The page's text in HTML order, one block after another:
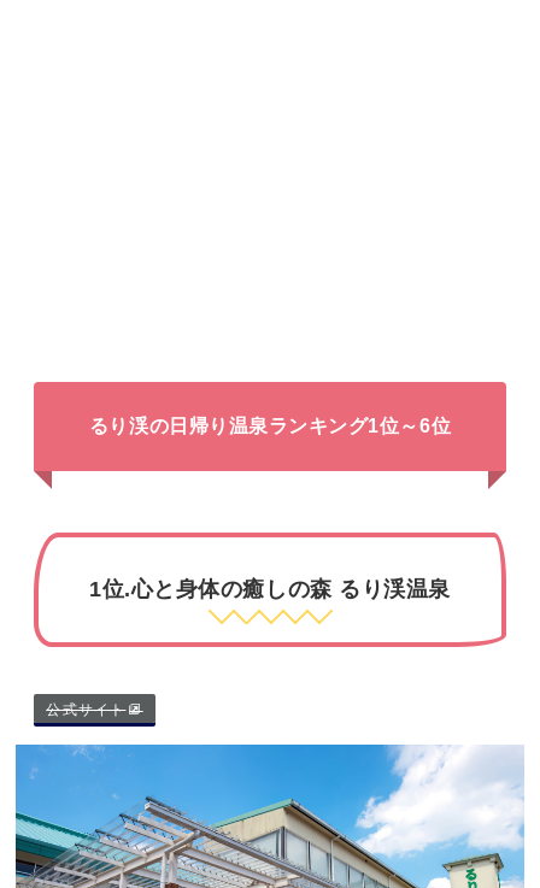
るり渓の日帰り温泉ランキング1位～6位
1位.心と身体の癒しの森 るり渓温泉
公式サイト